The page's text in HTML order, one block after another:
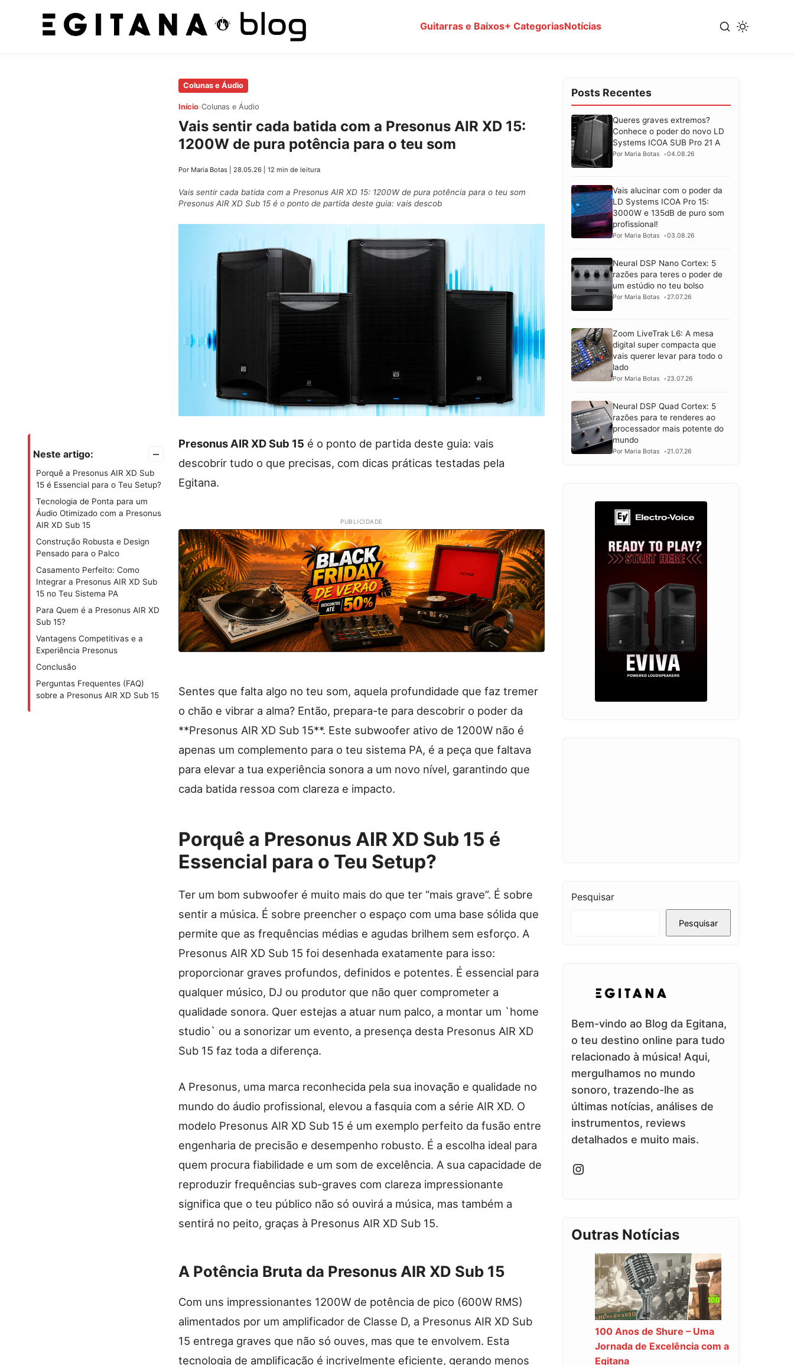
Guitarras e Baixos+ CategoriasNotícias
Colunas e Áudio
Início›Colunas e Áudio
Vais sentir cada batida com a Presonus AIR XD 15:
1200W de pura potência para o teu som
Por Maria Botas 28.05.26 12 min de leitura
Vais sentir cada batida com a Presonus AIR XD 15: 1200W de pura potência para o teu som
Presonus AIR XD Sub 15 é o ponto de partida deste guia: vais descob
Neste artigo: –
Porquê a Presonus AIR XD Sub
15 é Essencial para o Teu Setup?
Tecnologia de Ponta para um
Áudio Otimizado com a Presonus
AIR XD Sub 15
Construção Robusta e Design
Pensado para o Palco
Casamento Perfeito: Como
Integrar a Presonus AIR XD Sub
15 no Teu Sistema PA
Para Quem é a Presonus AIR XD
Sub 15?
Vantagens Competitivas e a
Experiência Presonus
Conclusão
Perguntas Frequentes (FAQ)
sobre a Presonus AIR XD Sub 15
Presonus AIR XD Sub 15 é o ponto de partida deste guia: vais
descobrir tudo o que precisas, com dicas práticas testadas pela
Egitana.
PUBLICIDADE
Sentes que falta algo no teu som, aquela profundidade que faz tremer
o chão e vibrar a alma? Então, prepara-te para descobrir o poder da
**Presonus AIR XD Sub 15**. Este subwoofer ativo de 1200W não é
apenas um complemento para o teu sistema PA, é a peça que faltava
para elevar a tua experiência sonora a um novo nível, garantindo que
cada batida ressoa com clareza e impacto.
Porquê a Presonus AIR XD Sub 15 é
Essencial para o Teu Setup?
Ter um bom subwoofer é muito mais do que ter “mais grave”. É sobre
sentir a música. É sobre preencher o espaço com uma base sólida que
permite que as frequências médias e agudas brilhem sem esforço. A
Presonus AIR XD Sub 15 foi desenhada exatamente para isso:
proporcionar graves profundos, definidos e potentes. É essencial para
qualquer músico, DJ ou produtor que não quer comprometer a
qualidade sonora. Quer estejas a atuar num palco, a montar um `home
studio` ou a sonorizar um evento, a presença desta Presonus AIR XD
Sub 15 faz toda a diferença.
A Presonus, uma marca reconhecida pela sua inovação e qualidade no
mundo do áudio profissional, elevou a fasquia com a série AIR XD. O
modelo Presonus AIR XD Sub 15 é um exemplo perfeito da fusão entre
engenharia de precisão e desempenho robusto. É a escolha ideal para
quem procura fiabilidade e um som de excelência. A sua capacidade de
reproduzir frequências sub-graves com clareza impressionante
significa que o teu público não só ouvirá a música, mas também a
sentirá no peito, graças à Presonus AIR XD Sub 15.
A Potência Bruta da Presonus AIR XD Sub 15
Com uns impressionantes 1200W de potência de pico (600W RMS)
alimentados por um amplificador de Classe D, a Presonus AIR XD Sub
15 entrega graves que não só ouves, mas que te envolvem. Esta
tecnologia de amplificação é incrivelmente eficiente, gerando menos
Posts Recentes
Queres graves extremos?
Conhece o poder do novo LD
Systems ICOA SUB Pro 21 A
Por Maria Botas 04.08.26
Vais alucinar com o poder da
LD Systems ICOA Pro 15:
3000W e 135dB de puro som
profissional!
Por Maria Botas 03.08.26
Neural DSP Nano Cortex: 5
razões para teres o poder de
um estúdio no teu bolso
Por Maria Botas 27.07.26
Zoom LiveTrak L6: A mesa
digital super compacta que
vais querer levar para todo o
lado
Por Maria Botas 23.07.26
Neural DSP Quad Cortex: 5
razões para te renderes ao
processador mais potente do
mundo
Por Maria Botas 21.07.26
Pesquisar
Pesquisar
Bem-vindo ao Blog da Egitana,
o teu destino online para tudo
relacionado à música! Aqui,
mergulhamos no mundo
sonoro, trazendo-lhe as
últimas notícias, análises de
instrumentos, reviews
detalhados e muito mais.
Instagram
Outras Notícias
100 Anos de Shure – Uma
Jornada de Excelência com a
Egitana